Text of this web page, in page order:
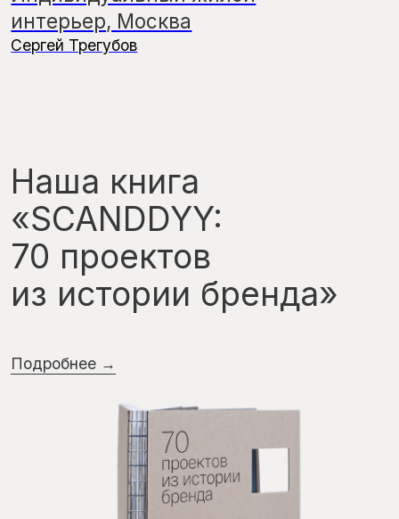
SCANDDYY — внешний
департамент комплектации,
который доводит ваш проект до
результата.
WhatsApp
info@scanddyy.ru
+7 (909) 782-44-15